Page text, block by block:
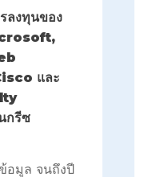
ลงทุนของ
และ
กรีซ
อมูล จนถึงปี